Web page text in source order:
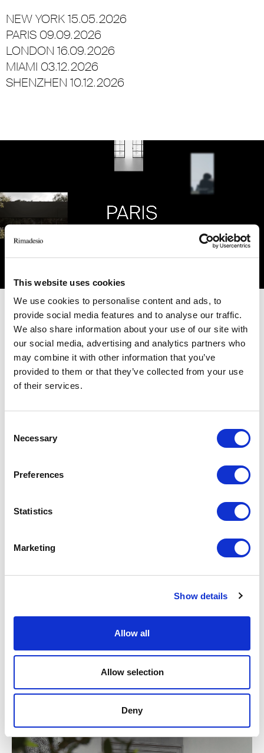
This website uses cookies
We use cookies to personalise content and ads, to
provide social media features and to analyse our traffic.
We also share information about your use of our site with
our social media, advertising and analytics partners who
may combine it with other information that you’ve
provided to them or that they’ve collected from your use
of their services.
Selection
Necessary
Preferences
Statistics
Marketing
Show details
Allow all
Allow selection
Deny
NEW YORK 15.05.2026
PARIS 09.09.2026
LONDON 16.09.2026
MIAMI 03.12.2026
SHENZHEN 10.12.2026
Unmute Settings
ARTICLES LIÉS
BECOMING — PALAZZO ISIMBARDI